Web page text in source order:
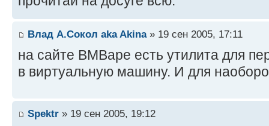
Влад А.Сокол aka Akina» 19 сен 2005, 17:11
на сайте ВМВаре есть утилита для
в виртуальную машину. И для
Spektr » 19 сен 2005, 19:12